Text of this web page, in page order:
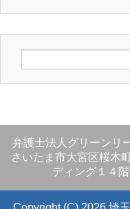
弁護士法人グリーンリ
さいたま市大宮区桜木
ディング１４階